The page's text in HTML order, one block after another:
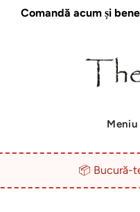
Comandă acum și
Meniu
📦 Bucură-